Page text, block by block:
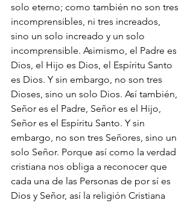
solo eterno; como también no son tres
incomprensibles, ni tres increados,
sino un solo increado y un solo
incomprensible. Asimismo, el Padre es
Dios, el Hijo es Dios, el Espíritu Santo
es Dios. Y sin embargo, no son tres
Dioses, sino un solo Dios. Así también,
Señor es el Padre, Señor es el Hijo,
Señor es el Espíritu Santo. Y sin
embargo, no son tres Señores, sino un
solo Señor. Porque así como la verdad
cristiana nos obliga a reconocer que
cada una de las Personas de por sí es
Dios y Señor, así la religión Cristiana